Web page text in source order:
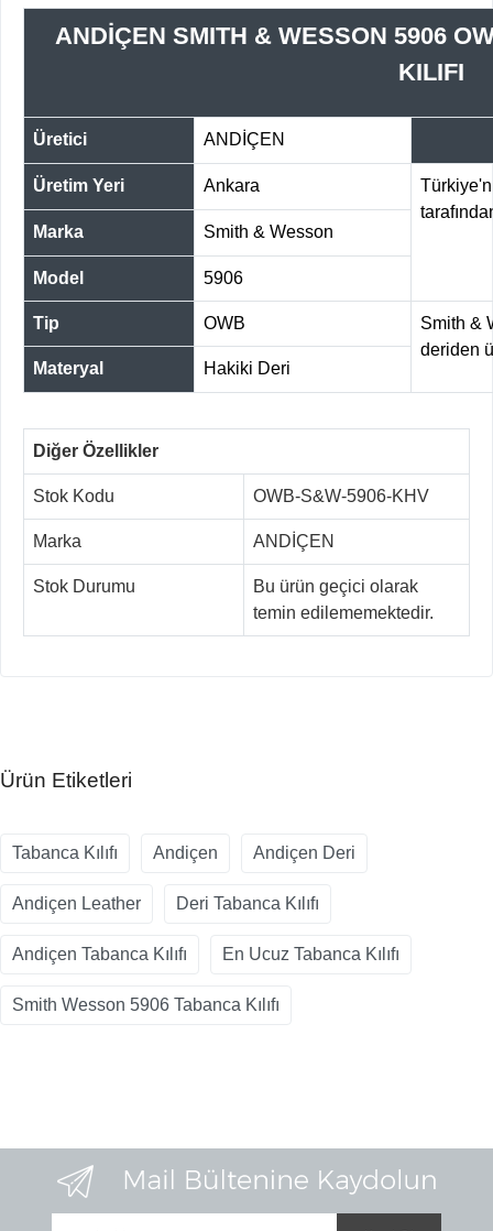
ANDİÇEN SMITH & WESSON 5906
KILIFI
Üretici ANDİÇEN
Üretim Yeri Ankara
Marka
Smith & Wesson
Model 5906
Tip OWB
Smith &
deriden
Materyal
Hakiki Deri
Diğer Özellikler
Stok Kodu OWB-S&W-5906-KHV
Marka ANDİÇEN
Stok Durumu
Bu ürün geçici olarak
temin edilememektedir.
Ürün Etiketleri
Tabanca Kılıfı Andiçen Andiçen Deri
Andiçen Leather Deri Tabanca Kılıfı
Andiçen Tabanca Kılıfı En Ucuz Tabanca Kılıfı
Smith Wesson 5906 Tabanca Kılıfı